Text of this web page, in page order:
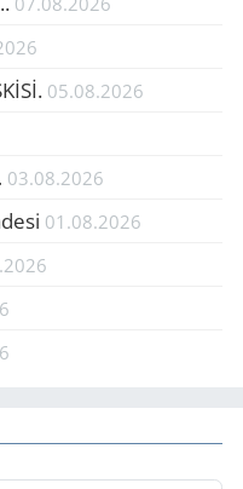
05.08.2026
03.08.2026
01.08.2026